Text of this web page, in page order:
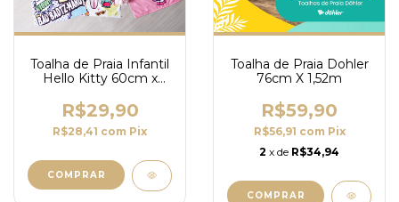
Toalha de Praia Infantil
Hello Kitty 60cm x
R$29,90
R$28,41 com Pix
COMPRAR
Toalha de Praia Dohler
76cm X 1,52m
R$59,90
R$56,91 com Pix
2 x de R$34,94
COMPRAR